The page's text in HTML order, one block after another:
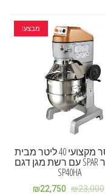
מבצע!
מיקסר מקצועי 40 ליטר מבית
ספאר SPAR עם רשת מגן דגם
SP40HA
₪23,000
₪22,750